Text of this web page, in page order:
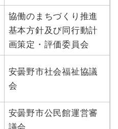
協働のまちづくり推進
基本方針及び同行動計
画策定・評価委員会
安曇野市社会福祉協議
会
安曇野市公民館運営審
議会